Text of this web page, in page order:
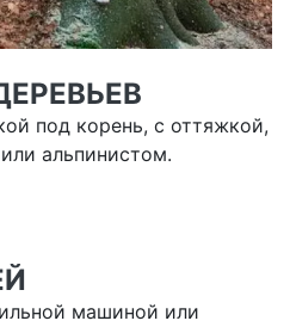
под корень, с оттяжкой,
альпинистом.
машиной или